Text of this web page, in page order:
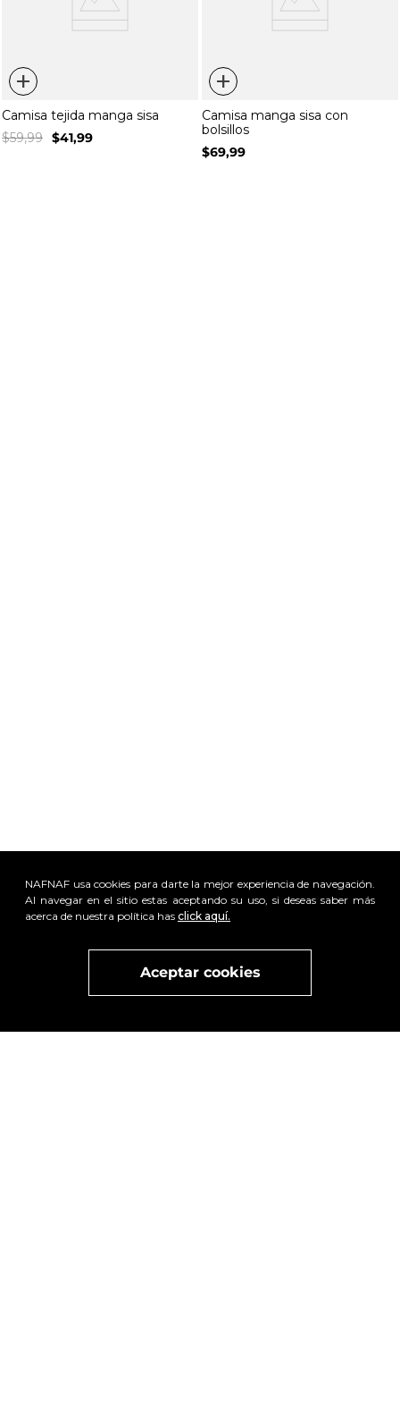
NAFNAF usa cookies para darte la mejor experiencia de navegación.
Al navegar en el sitio estas aceptando su uso, si deseas saber más
acerca de nuestra política has click aquí.
Aceptar cookies
+
Camisa tejida manga sisa
$59,99 $41,99
+
Camisa manga sisa con
bolsillos
$69,99